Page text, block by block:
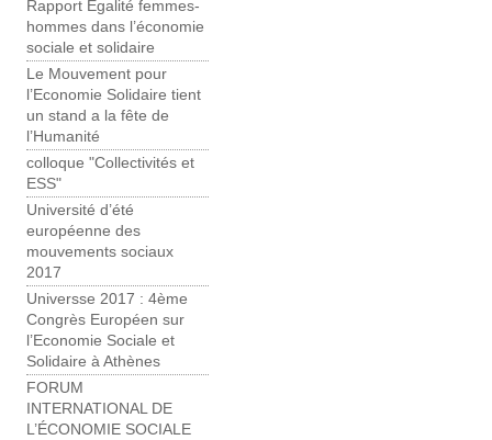
Rapport Égalité femmes-
hommes dans l’économie
sociale et solidaire
Le Mouvement pour
l’Economie Solidaire tient
un stand a la fête de
l’Humanité
colloque "Collectivités et
ESS"
Université d’été
européenne des
mouvements sociaux
2017
Universse 2017 : 4ème
Congrès Européen sur
l’Economie Sociale et
Solidaire à Athènes
FORUM
INTERNATIONAL DE
L’ÉCONOMIE SOCIALE